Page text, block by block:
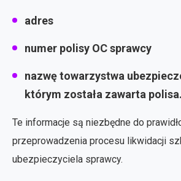
adres
numer polisy OC sprawcy
nazwę towarzystwa
którym została zawarta polisa.
Te informacje są niezbędne do
przeprowadzenia procesu likwidacji
ubezpieczyciela sprawcy.